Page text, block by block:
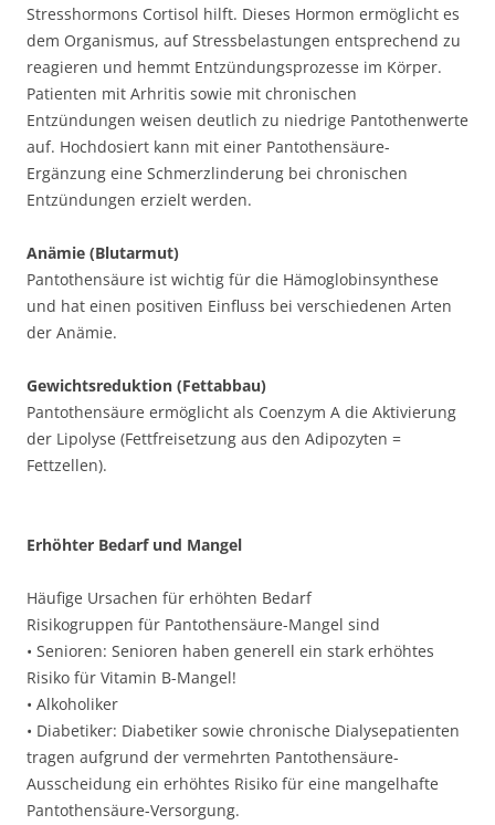
Stresshormons Cortisol hilft. Dieses Hormon ermöglicht es
dem Organismus, auf Stressbelastungen entsprechend zu
reagieren und hemmt Entzündungsprozesse im Körper.
Patienten mit Arhritis sowie mit chronischen
Entzündungen weisen deutlich zu niedrige Pantothenwerte
auf. Hochdosiert kann mit einer Pantothensäure-
Ergänzung eine Schmerzlinderung bei chronischen
Entzündungen erzielt werden.
Anämie (Blutarmut)
Pantothensäure ist wichtig für die Hämoglobinsynthese
und hat einen positiven Einfluss bei verschiedenen Arten
der Anämie.
Gewichtsreduktion (Fettabbau)
Pantothensäure ermöglicht als Coenzym A die Aktivierung
der Lipolyse (Fettfreisetzung aus den Adipozyten =
Fettzellen).
Erhöhter Bedarf und Mangel
Häufige Ursachen für erhöhten Bedarf
Risikogruppen für Pantothensäure-Mangel sind
• Senioren: Senioren haben generell ein stark erhöhtes
Risiko für Vitamin B-Mangel!
• Alkoholiker
• Diabetiker: Diabetiker sowie chronische Dialysepatienten
tragen aufgrund der vermehrten Pantothensäure-
Ausscheidung ein erhöhtes Risiko für eine mangelhafte
Pantothensäure-Versorgung.